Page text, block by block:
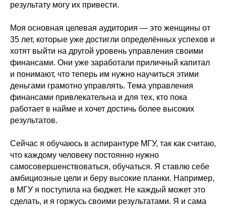
результату могу их привести.
Моя основная целевая аудитория — это женщины от
35 лет, которые уже достигли определённых успехов и
хотят выйти на другой уровень управления своими
финансами. Они уже заработали приличный капитал
и понимают, что теперь им нужно научиться этими
деньгами грамотно управлять. Тема управления
финансами привлекательна и для тех, кто пока
работает в найме и хочет достичь более высоких
результатов.
Сейчас я обучаюсь в аспирантуре МГУ, так как считаю,
что каждому человеку постоянно нужно
самосовершенствоваться, обучаться. Я ставлю себе
амбициозные цели и беру высокие планки. Например,
в МГУ я поступила на бюджет. Не каждый может это
сделать, и я горжусь своими результатами. Я и сама